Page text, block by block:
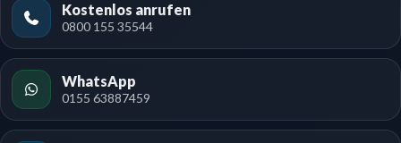
Kostenlos anrufen
0800 155 35544
WhatsApp
0155 63887459